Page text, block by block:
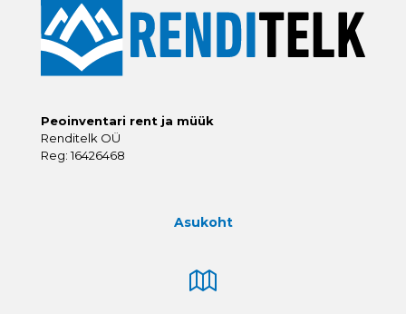
Peoinventari rent ja müük
Renditelk OÜ
Reg: 16426468
Asukoht